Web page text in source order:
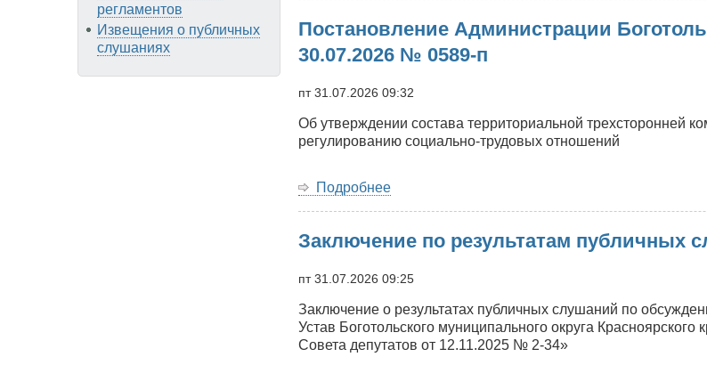
регламентов
Извещения о публичных
слушаниях
Боготольского
муниципального
округа
30.07.2026
№
0590-
Постановление Администрации
30.07.2026 № 0589-п
пт 31.07.2026 09:32
Об утверждении состава территориальной трехсторонней
регулированию социально-трудовых отношений
Подробнее
Боготольского
округа
30.07.2026
№
0589-
Заключение по результатам публичных
пт 31.07.2026 09:25
Заключение о результатах публичных слушаний по
Устав Боготольского муниципального округа
Совета депутатов от 12.11.2025 № 2-34»